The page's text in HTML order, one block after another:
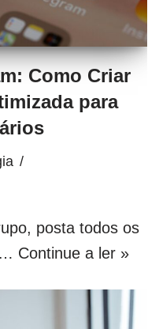
Como Criar
para
posta todos os
Continue a ler »